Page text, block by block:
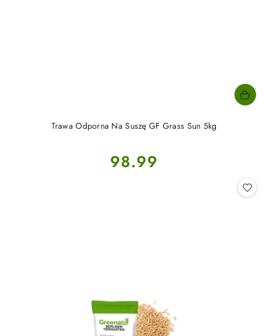
Trawa Odporna Na Suszę GF Grass Sun 5kg
Cena:
98.99